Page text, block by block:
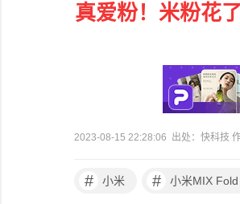
真爱粉！米粉花
2023-08-15 22:28:06 出处：快科技 作
# 小米 # 小米MIX Fold